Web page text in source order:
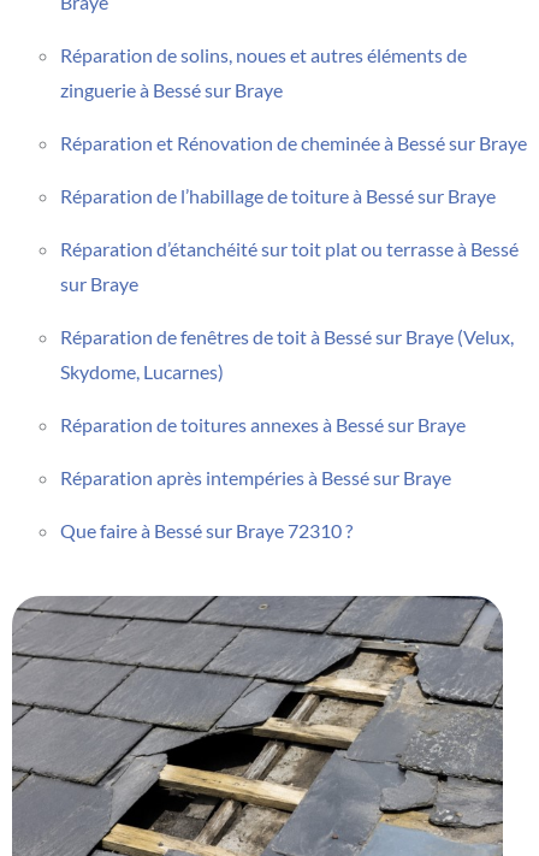
Réparation de solins, noues et autres éléments de
zinguerie à Bessé sur Braye
Réparation et Rénovation de cheminée à Bessé sur Braye
Réparation de l’habillage de toiture à Bessé sur Braye
Réparation d’étanchéité sur toit plat ou terrasse à Bessé
sur Braye
Réparation de fenêtres de toit à Bessé sur Braye (Velux,
Skydome, Lucarnes)
Réparation de toitures annexes à Bessé sur Braye
Réparation après intempéries à Bessé sur Braye
Que faire à Bessé sur Braye 72310 ?